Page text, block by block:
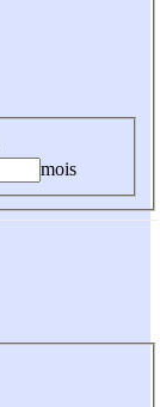
mois